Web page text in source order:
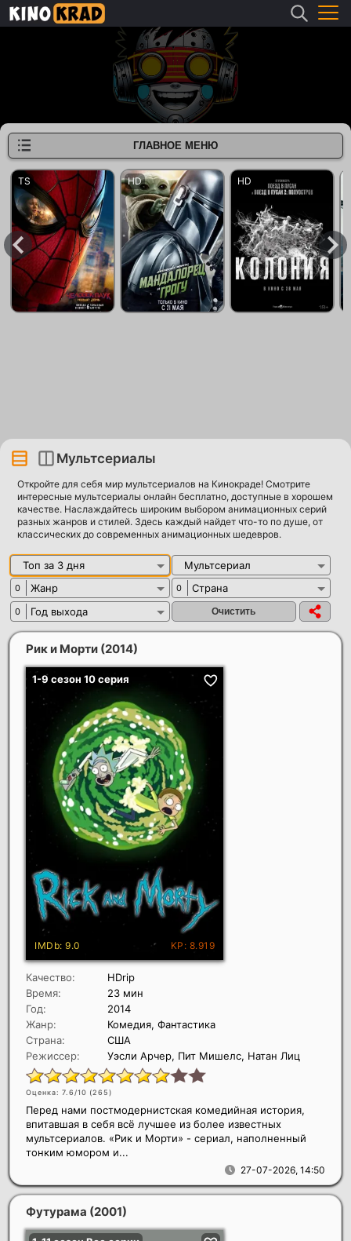
Мультсериалы
Откройте для себя мир мультсериалов на Кинокраде! Смотрите
интересные мультсериалы онлайн бесплатно, доступные в хорошем
качестве. Наслаждайтесь широким выбором анимационных серий
разных жанров и стилей. Здесь каждый найдет что-то по душе, от
классических до современных анимационных шедевров.
Топ за 3 дня Мультсериал
0 Жанр 0 Страна
0 Год выхода
Рик и Морти (2014)
Качество:
HDrip
Время:
23 мин
Год:
2014
Жанр:
Комедия, Фантастика
Страна:
США
Режиссер:
Уэсли Арчер, Пит Мишелс, Натан Лиц
Оценка: 7.6/10 (265)
27-07-2026, 14:50
Перед нами постмодернистская комедийная история,
впитавшая в себя всё лучшее из более известных
мультсериалов. «Рик и Морти» - сериал, наполненный
тонким юмором и...
Футурама (2001)
ГЛАВНОЕ МЕНЮ